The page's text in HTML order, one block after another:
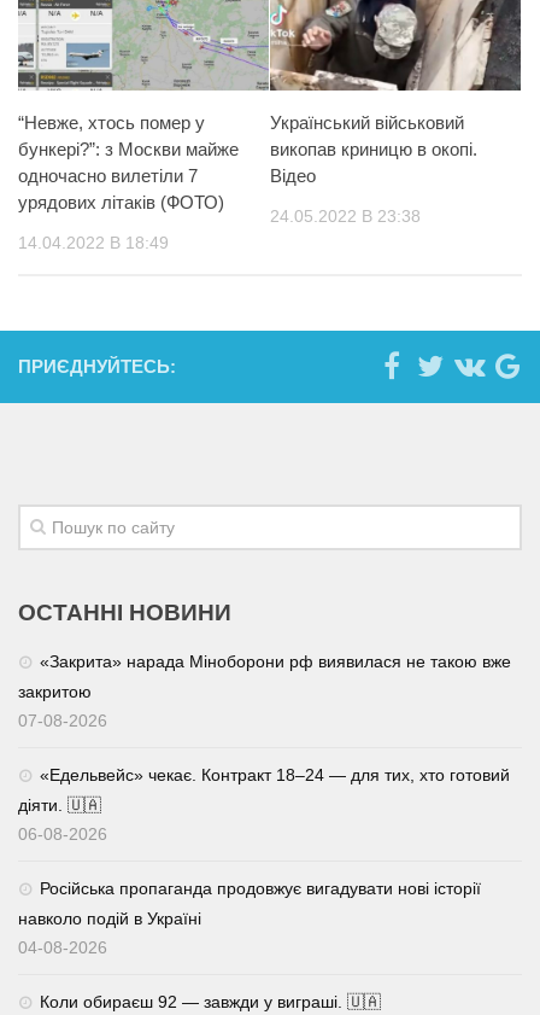
“Невже, хтось помер у
бункері?”: з Москви майже
одночасно вилетіли 7
урядових літаків (ФОТО)
14.04.2022 В 18:49
Український військовий
викопав криницю в окопі.
Відео
24.05.2022 В 23:38
ПРИЄДНУЙТЕСЬ:
ОСТАННІ НОВИНИ
«Закрита» нарада Міноборони рф виявилася не такою вже
закритою
07-08-2026
«Едельвейс» чекає. Контракт 18–24 — для тих, хто готовий
діяти. 🇺🇦
06-08-2026
Російська пропаганда продовжує вигадувати нові історії
навколо подій в Україні
04-08-2026
Коли обираєш 92 — завжди у виграші. 🇺🇦